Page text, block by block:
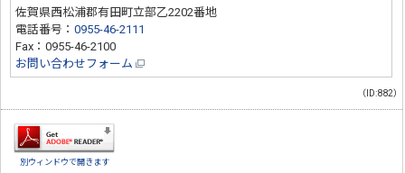
佐賀県西松浦郡有田町立部乙2202番地
電話番号：0955-46-2111
Fax：0955-46-2100
お問い合わせフォーム
（ID:882）
別ウィンドウで開きます